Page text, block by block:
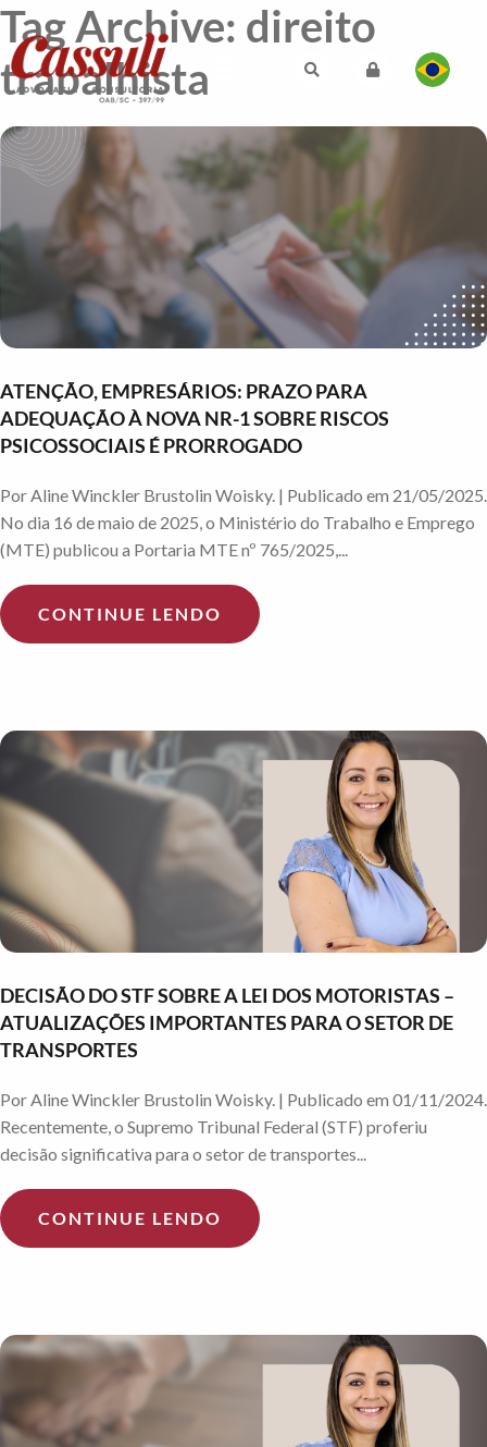
Tag Archive: direito
trabalhista
ATENÇÃO, EMPRESÁRIOS: PRAZO PARA
ADEQUAÇÃO À NOVA NR-1 SOBRE RISCOS
PSICOSSOCIAIS É PRORROGADO
Por Aline Winckler Brustolin Woisky. | Publicado em 21/05/2025.
No dia 16 de maio de 2025, o Ministério do Trabalho e Emprego
(MTE) publicou a Portaria MTE nº 765/2025,...
CONTINUE LENDO
DECISÃO DO STF SOBRE A LEI DOS MOTORISTAS –
ATUALIZAÇÕES IMPORTANTES PARA O SETOR DE
TRANSPORTES
Por Aline Winckler Brustolin Woisky. | Publicado em 01/11/2024.
Recentemente, o Supremo Tribunal Federal (STF) proferiu
decisão significativa para o setor de transportes...
CONTINUE LENDO